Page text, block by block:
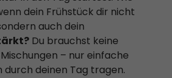
dein Frühstück dir nicht
auch dein
Du brauchst keine
– nur einfache
durch deinen Tag tragen.